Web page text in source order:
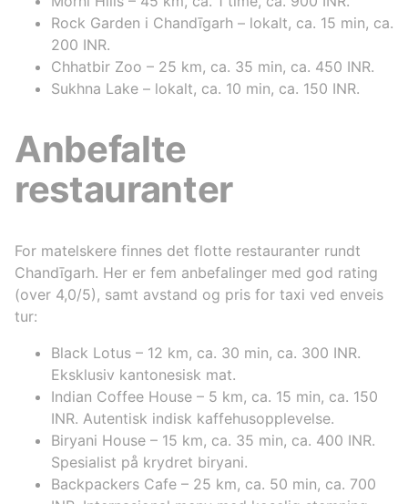
Rock Garden i Chandīgarh – lokalt, ca. 15 min, ca.
200 INR.
Chhatbir Zoo – 25 km, ca. 35 min, ca. 450 INR.
Sukhna Lake – lokalt, ca. 10 min, ca. 150 INR.
Anbefalte
restauranter
For matelskere finnes det flotte restauranter rundt
Chandīgarh. Her er fem anbefalinger med god rating
(over 4,0/5), samt avstand og pris for taxi ved enveis
tur:
Black Lotus – 12 km, ca. 30 min, ca. 300 INR.
Eksklusiv kantonesisk mat.
Indian Coffee House – 5 km, ca. 15 min, ca. 150
INR. Autentisk indisk kaffehusopplevelse.
Biryani House – 15 km, ca. 35 min, ca. 400 INR.
Spesialist på krydret biryani.
Backpackers Cafe – 25 km, ca. 50 min, ca. 700